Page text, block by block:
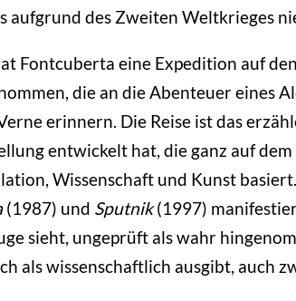
aufgrund des Zweiten Weltkrieges
Fontcuberta eine Expedition auf
die an die Abenteuer eines
erinnern. Die Reise ist das
entwickelt hat, die ganz auf
Wissenschaft und Kunst
(1987) und Sputnik(1997)
sieht, ungeprüft als wahr
als wissenschaftlich ausgibt, auch